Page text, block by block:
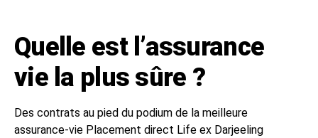
Quelle est l’assurance
vie la plus sûre ?
Des contrats au pied du podium de la meilleure
assurance-vie Placement direct Life ex Darjeeling